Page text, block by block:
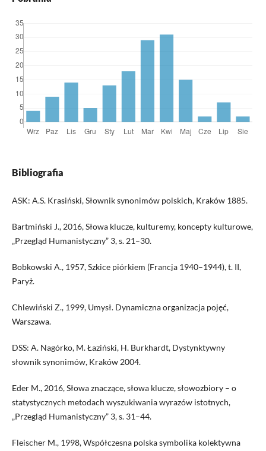
Bibliografia
ASK: A.S. Krasiński, Słownik synonimów polskich, Kraków 1885.
Bartmiński J., 2016, Słowa klucze, kulturemy, koncepty kulturowe,
„Przegląd Humanistyczny” 3, s. 21–30.
Bobkowski A., 1957, Szkice piórkiem (Francja 1940–1944), t. II,
Paryż.
Chlewiński Z., 1999, Umysł. Dynamiczna organizacja pojęć,
Warszawa.
DSS: A. Nagórko, M. Łaziński, H. Burkhardt, Dystynktywny
słownik synonimów, Kraków 2004.
Eder M., 2016, Słowa znaczące, słowa klucze, słowozbiory – o
statystycznych metodach wyszukiwania wyrazów istotnych,
„Przegląd Humanistyczny” 3, s. 31–44.
Fleischer M., 1998, Współczesna polska symbolika kolektywna